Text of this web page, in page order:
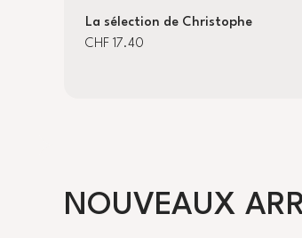
La sélection de Christophe
CHF 17.40
NOUVEAUX